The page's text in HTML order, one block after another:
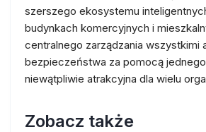
szerszego ekosystemu
budynkach komercyjnych i
centralnego zarządzania wszystkimi
bezpieczeństwa za pomocą
niewątpliwie atrakcyjna dla wielu
Zobacz także